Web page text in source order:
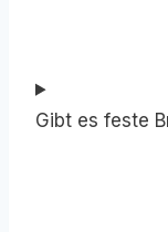
Gibt es feste